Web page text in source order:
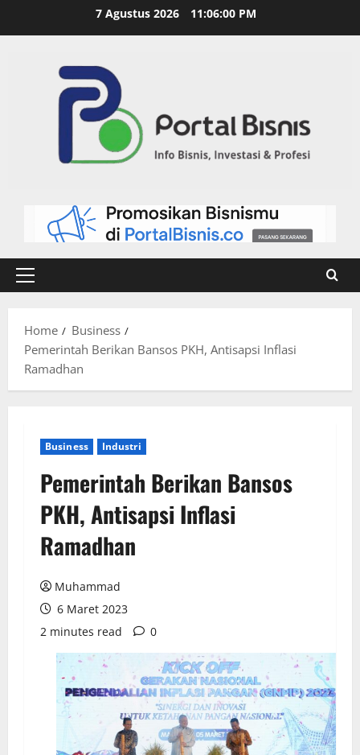
7 Agustus 2026 11:06:01 PM
Home
Business
Pemerintah Berikan Bansos PKH, Antisapsi Inflasi
Ramadhan
Business Industri
Pemerintah Berikan Bansos
PKH, Antisapsi Inflasi
Ramadhan
Muhammad
6 Maret 2023
2 minutes read
0